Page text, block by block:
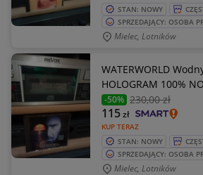
STAN: NOWY
SPRZEDAJĄCY: OSOBA
Mielec, Lotników
WATERWORLD
HOLOGRAM 100%
-50% 230,00 zł
KUP TERAZ
115zł
STAN: NOWY
SPRZEDAJĄCY: OSOBA
Mielec, Lotników